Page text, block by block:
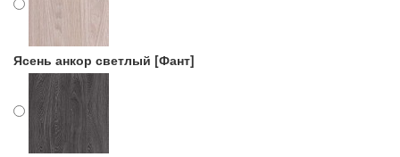
Ясень анкор светлый [Фант]